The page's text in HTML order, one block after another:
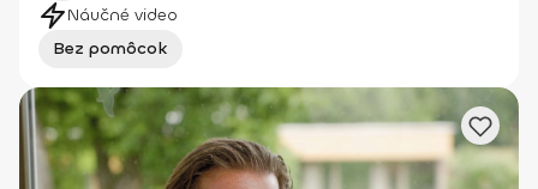
Náučné video
Bez pomôcok